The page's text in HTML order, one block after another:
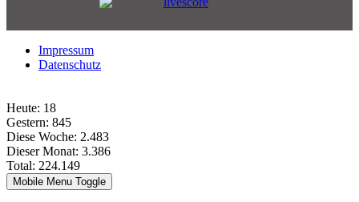
Impressum
Datenschutz
Heute: 18
Gestern: 845
Diese Woche: 2.483
Dieser Monat: 3.386
Total: 224.149
Mobile Menu Toggle